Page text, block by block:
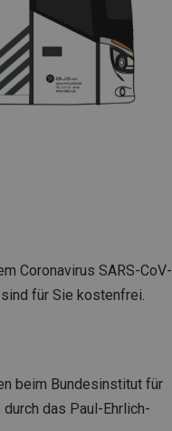
Coronavirus SARS-CoV-
für Sie kostenfrei.
beim Bundesinstitut für
das Paul-Ehrlich-